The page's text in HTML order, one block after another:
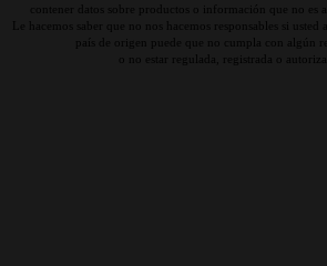
contener datos sobre productos o información que no es
Le hacemos saber que no nos hacemos responsables si usted
país de origen puede que no cumpla con algún
o no estar regulada, registrada o